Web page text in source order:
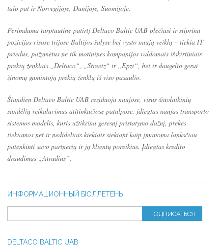
taip pat ir Norvegijoje, Danijoje, Suomijoje.
Perimdama tarptautinę patirtį Deltaco Baltic UAB plečiasi ir stiprina
pozicijas visose trijose Baltijos šalyse bei vysto naują veiklą – tiekia IT
priedus, pažymėtus ne tik motininės kompanijos valdomais išskirtiniais
prekių ženklais „Deltaco“, „Streetz“ ir „Epzi“, bet ir daugelio gerai
žinomų gamintojų prekių ženklų iš viso pasaulio.
Šiandien Deltaco Baltic UAB reziduoja naujose, visus šiuolaikinių
sandėlių reikalavimus atitinkačiose patalpose, įdiegtas naujas transporto
sistemos modelis, kuris užtikrina geresnį pristatymo dažnį, prekės
tiekiamos net ir nedideliais kiekiais siekiant kaip įmanoma lanksčiau
patenkinti savo partnerių ir jų klientų poreikius. Įdiegtas kredito
draudimas „Atradius“.
ИНФОРМАЦИОННЫЙ БЮЛЛЕТЕНЬ
ПОДПИСАТЬСЯ
DELTACO BALTIC UAB